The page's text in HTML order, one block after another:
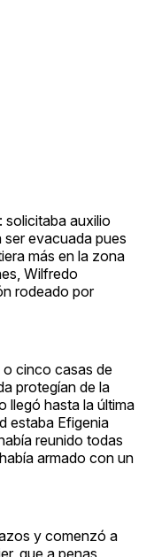
solicitaba auxilio
ser evacuada pues
más en la zona
Wilfredo
rodeado por
cinco casas de
protegían de la
llegó hasta la última
estaba Efigenia
reunido todas
armado con un
y comenzó a
que a penas